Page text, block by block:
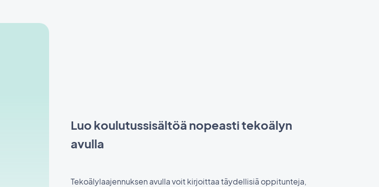
Luo koulutussisältöä nopeasti tekoälyn
avulla
Tekoälylaajennuksen avulla voit kirjoittaa täydellisiä oppitunteja,